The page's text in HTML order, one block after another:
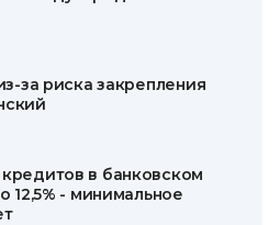
за риска закрепления
в банковском
12,5% - минимальное